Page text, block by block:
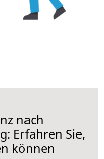
nach
Erfahren Sie,
können